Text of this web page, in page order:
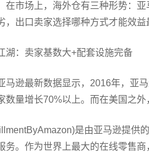
在市场上，海外仓有三种形势：
，出口卖家选择哪种方式才能效益
湖：卖家基数大+配套设施完备
马逊最新数据显示，2016年，亚
数量增长70%以上。而在美国之
是由亚马逊提供
务。作为世界上最大的在线零售